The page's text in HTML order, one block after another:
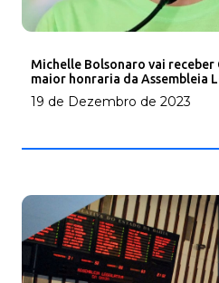
Michelle Bolsonaro vai receber
maior honraria da Assembleia
19 de Dezembro de 2023